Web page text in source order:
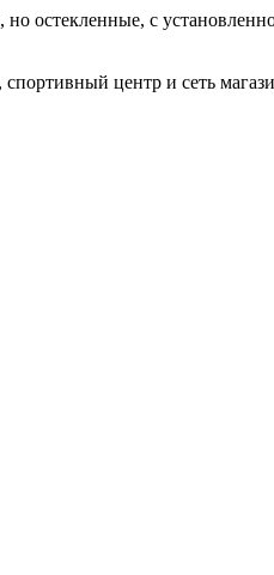
остекленные, с
центр и сеть